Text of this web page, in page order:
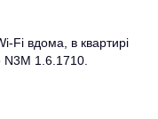
Fi вдома, в квартирі
N3M 1.6.1710.